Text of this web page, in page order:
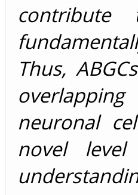
Thus,
neuronal
novel